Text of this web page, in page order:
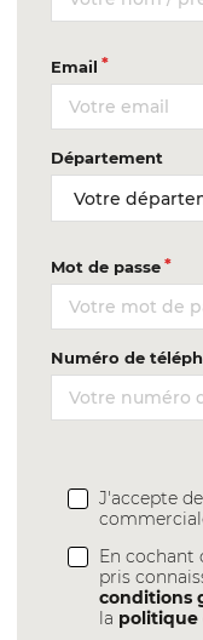
Email
Département
Mot de passe
Numéro de
J'accepte
En cochant
pris
conditions
la